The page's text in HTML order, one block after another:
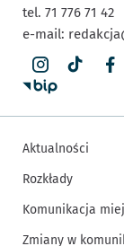
tel. 71 776 71 42
e-mail:
Aktualności
Rozkłady
Komunikacja
Zmiany w